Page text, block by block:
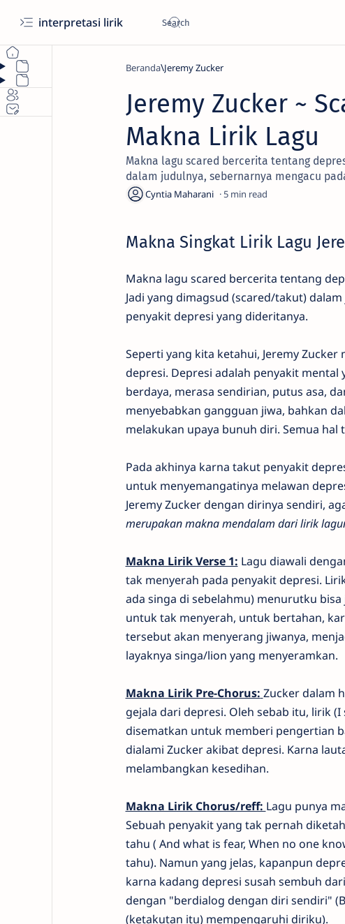
interpretasi lirik
Beranda Jeremy Zucker
Jeremy Zucker ~
Makna Lirik Lagu
Makna lagu scared bercerita tentang
dalam judulnya, sebernarnya mengacu
5
Makna Singkat Lirik Lagu
Makna lagu scared bercerita tentang
Jadi yang dimagsud (scared/takut)
penyakit depresi yang dideritanya.
Seperti yang kita ketahui, Jeremy
depresi. Depresi adalah penyakit
berdaya, merasa sendirian, putus asa,
menyebabkan gangguan jiwa, bahkan
melakukan upaya bunuh diri. Semua
Pada akhinya karna takut penyakit
untuk menyemangatinya melawan
Jeremy Zucker dengan dirinya sendiri,
merupakan makna mendalam dari lirik
Makna Lirik Verse 1: Lagu diawali
tak menyerah pada penyakit depresi.
ada singa di sebelahmu) menurutku
untuk tak menyerah, untuk bertahan,
tersebut akan menyerang jiwanya,
layaknya singa/lion yang menyeramkan.
Makna Lirik Pre-Chorus: Zucker dalam
gejala dari depresi. Oleh sebab itu, lirik
disematkan untuk memberi pengertian
dialami Zucker akibat depresi. Karna
melambangkan kesedihan.
Makna Lirik Chorus/reff: Lagu punya
Sebuah penyakit yang tak pernah
tahu ( And what is fear, When no one
tahu). Namun yang jelas, kapanpun
karna kadang depresi susah sembuh
dengan "berdialog dengan diri sendiri"
(ketakutan itu) mempengaruhi diriku).